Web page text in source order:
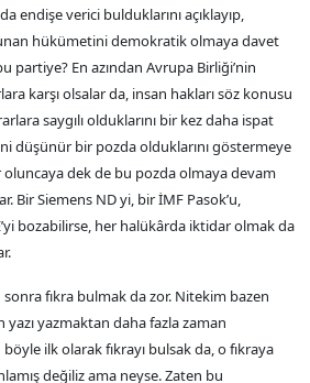
endişe verici bulduklarını açıklayıp,
hükümetini demokratik olmaya davet
partiye? En azından Avrupa Birliği’nin
karşı olsalar da, insan hakları söz konusu
saygılı olduklarını bir kez daha ispat
düşünür bir pozda olduklarını göstermeye
oluncaya dek de bu pozda olmaya devam
Bir Siemens ND yi, bir İMF Pasok’u,
bozabilirse, her halükârda iktidar olmak da
sonra fıkra bulmak da zor. Nitekim bazen
yazmaktan daha fazla zaman
ilk olarak fıkrayı bulsak da, o fıkraya
değiliz ama neyse. Zaten bu